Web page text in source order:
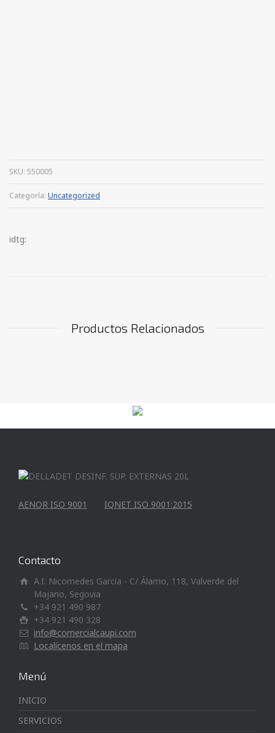
SKU: 550005
Categoría: Uncategorized
idtg:
Productos Relacionados
AENOR ISO 9001 IQNET ISO 9001:2015
Contacto
A.I. Nicomedes García - C/ Álamo, 118, Valverde del
Majano, Segovia
+34 921 490 987
+34 921 490 328
info@comercialcaupi.com
Localícenos en el mapa
Menú
INICIO
SERVICIOS